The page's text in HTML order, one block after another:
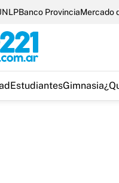
Banco ProvinciaMercado
EstudiantesGimnasia